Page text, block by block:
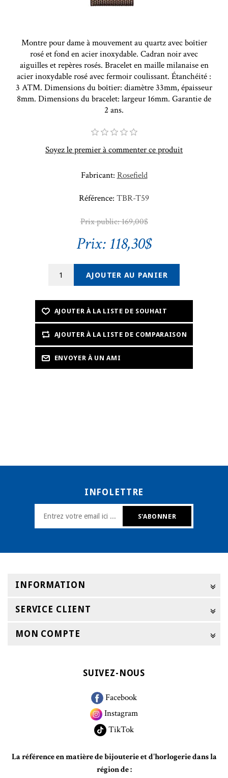
Montre pour dame à mouvement au quartz avec boîtier
rosé et fond en acier inoxydable. Cadran noir avec
aiguilles et repères rosés. Bracelet en maille milanaise en
acier inoxydable rosé avec fermoir coulissant. Étanchéité :
3 ATM. Dimensions du boîtier: diamètre 33mm, épaisseur
8mm. Dimensions du bracelet: largeur 16mm. Garantie de
2 ans.
Soyez le premier à commenter ce produit
Fabricant: Rosefield
Référence: TBR-T59
Prix public:169,00$
Prix:118,30$
INFOLETTRE
INFORMATION
SERVICE CLIENT
MON COMPTE
SUIVEZ-NOUS
Facebook
Instagram
TikTok
La référence en matière de bijouterie et d'horlogerie dans la
région de :